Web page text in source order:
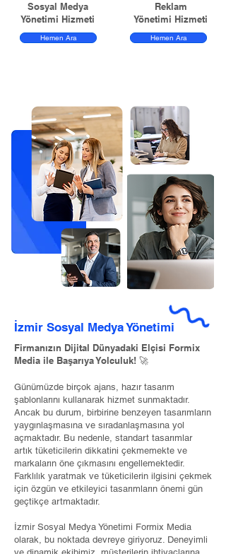
Sosyal Medya
Yönetimi Hizmeti
Hemen Ara
Reklam
Yönetimi Hizmeti
Hemen Ara
İzmir Sosyal Medya Yönetimi
Firmanızın Dijital Dünyadaki Elçisi Formix
Media ile Başarıya Yolculuk! 🚀
Günümüzde birçok ajans, hazır tasarım
şablonlarını kullanarak hizmet sunmaktadır.
Ancak bu durum, birbirine benzeyen tasarımların
yaygınlaşmasına ve sıradanlaşmasına yol
açmaktadır. Bu nedenle, standart tasarımlar
artık tüketicilerin dikkatini çekmemekte ve
markaların öne çıkmasını engellemektedir.
Farklılık yaratmak ve tüketicilerin ilgisini çekmek
için özgün ve etkileyici tasarımların önemi gün
geçtikçe artmaktadır.
İzmir Sosyal Medya Yönetimi Formix Media
olarak, bu noktada devreye giriyoruz. Deneyimli